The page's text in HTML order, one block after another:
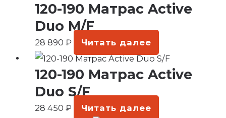
120-190 Матрас Active
Duo M/F
28 890₽ Читать далее
120-190 Матрас Active
Duo S/F
28 450₽
Читать далее